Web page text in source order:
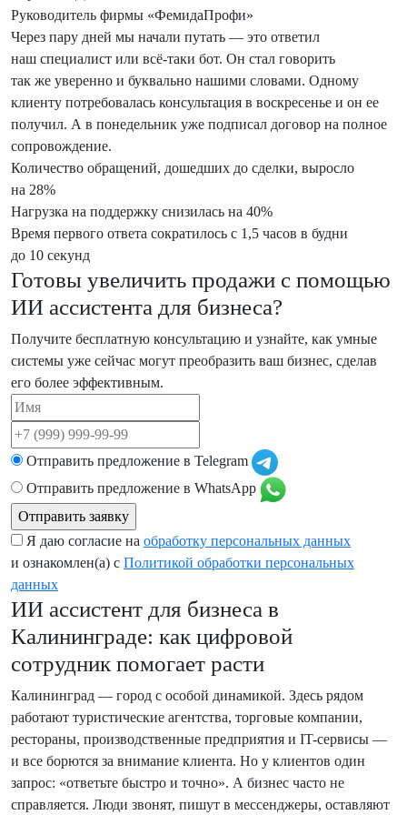
Руководитель фирмы «ФемидаПрофи»
Через пару дней мы начали путать — это ответил
наш специалист или всё‑таки бот. Он стал говорить
так же уверенно и буквально нашими словами. Одному
клиенту потребовалась консультация в воскресенье и он ее
получил. А в понедельник уже подписал договор на полное
сопровождение.
Количество обращений, дошедших до сделки, выросло
на 28%
Нагрузка на поддержку снизилась на 40%
Время первого ответа сократилось с 1,5 часов в будни
до 10 секунд
Готовы увеличить продажи с помощью
ИИ ассистента для бизнеса?
Получите бесплатную консультацию и узнайте, как умные
системы уже сейчас могут преобразить ваш бизнес, сделав
его более эффективным.
Отправить предложение в Telegram
Отправить предложение в WhatsApp
Я даю согласие на обработку персональных данных
и ознакомлен(а) с Политикой обработки персональных
данных
ИИ ассистент для бизнеса в
Калининграде: как цифровой
сотрудник помогает расти
Калининград — город с особой динамикой. Здесь рядом
работают туристические агентства, торговые компании,
рестораны, производственные предприятия и IT-сервисы —
и все борются за внимание клиента. Но у клиентов один
запрос: «ответьте быстро и точно». А бизнес часто не
справляется. Люди звонят, пишут в мессенджеры, оставляют